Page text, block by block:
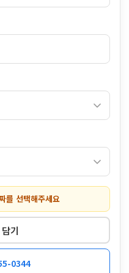
를 선택해주세요
기
0344